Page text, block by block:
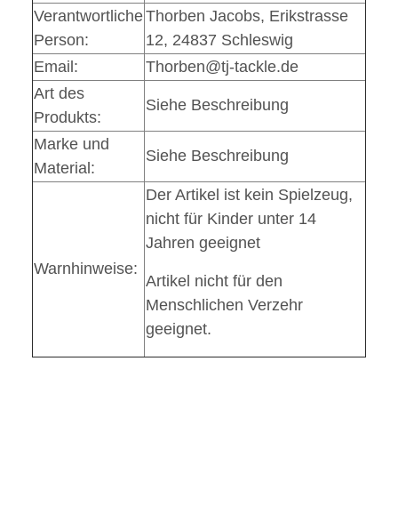
Verantwortliche
Person:
Thorben Jacobs, Erikstrasse
12, 24837 Schleswig
Email:
Thorben@tj-tackle.de
Art des
Produkts:
Siehe Beschreibung
Marke und
Material:
Siehe Beschreibung
Warnhinweise:
Der Artikel ist kein Spielzeug,
nicht für Kinder unter 14
Jahren geeignet
Artikel nicht für den
Menschlichen Verzehr
geeignet.